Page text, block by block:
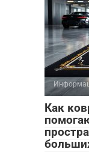
Как